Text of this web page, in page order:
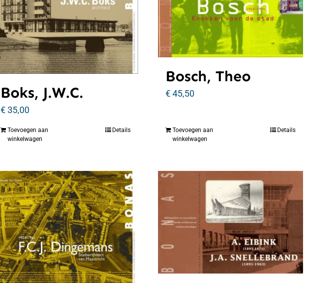
Boks, J.W.C.
€35,00
Toevoegen aan
winkelwagen
Details
Bosch, Theo
€45,50
Toevoegen aan
winkelwagen
Details